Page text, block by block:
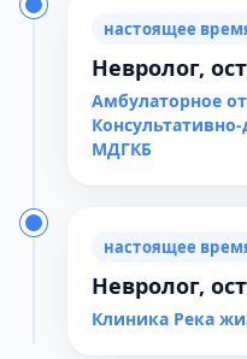
настоящее
Невролог,
Амбулаторное
МДГКБ
настоящее
Невролог,
Клиника Река